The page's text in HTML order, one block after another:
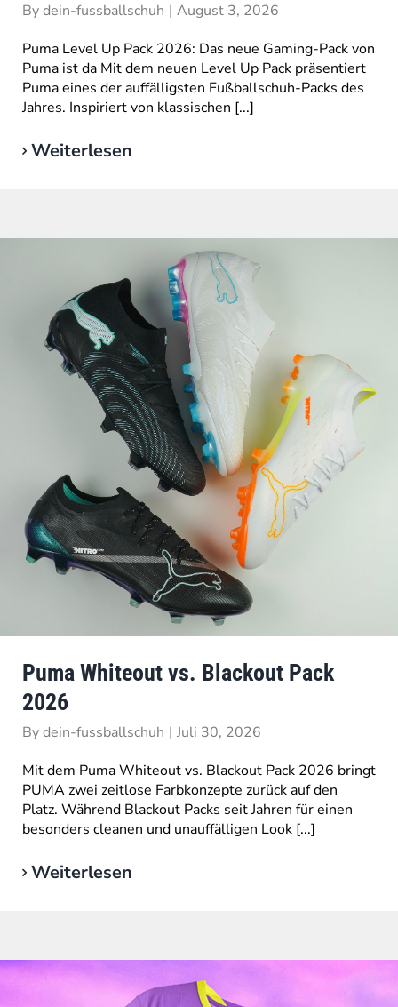
Bydein-fussballschuh | August 3, 2026
Puma Level Up Pack 2026: Das neue Gaming-Pack von
Puma ist da Mit dem neuen Level Up Pack präsentiert
Puma eines der auffälligsten Fußballschuh-Packs des
Jahres. Inspiriert von klassischen [...]
Weiterlesen
Puma Whiteout vs. Blackout Pack
2026
Bydein-fussballschuh | Juli 30, 2026
Mit dem Puma Whiteout vs. Blackout Pack 2026 bringt
PUMA zwei zeitlose Farbkonzepte zurück auf den
Platz. Während Blackout Packs seit Jahren für einen
besonders cleanen und unauffälligen Look [...]
Weiterlesen